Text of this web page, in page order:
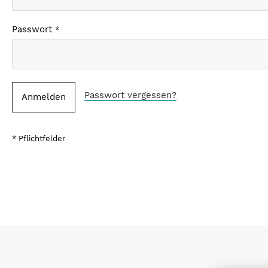
Passwort
Anmelden Passwort vergessen?